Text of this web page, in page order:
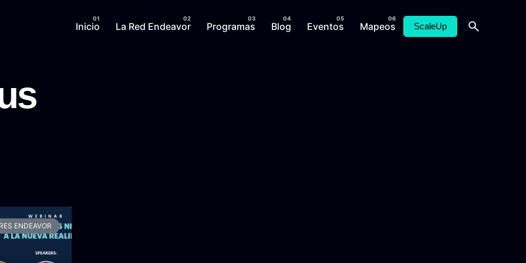
Inicio La Red Endeavor Programas Blog Eventos Mapeos ScaleUp
ENDEAVOR